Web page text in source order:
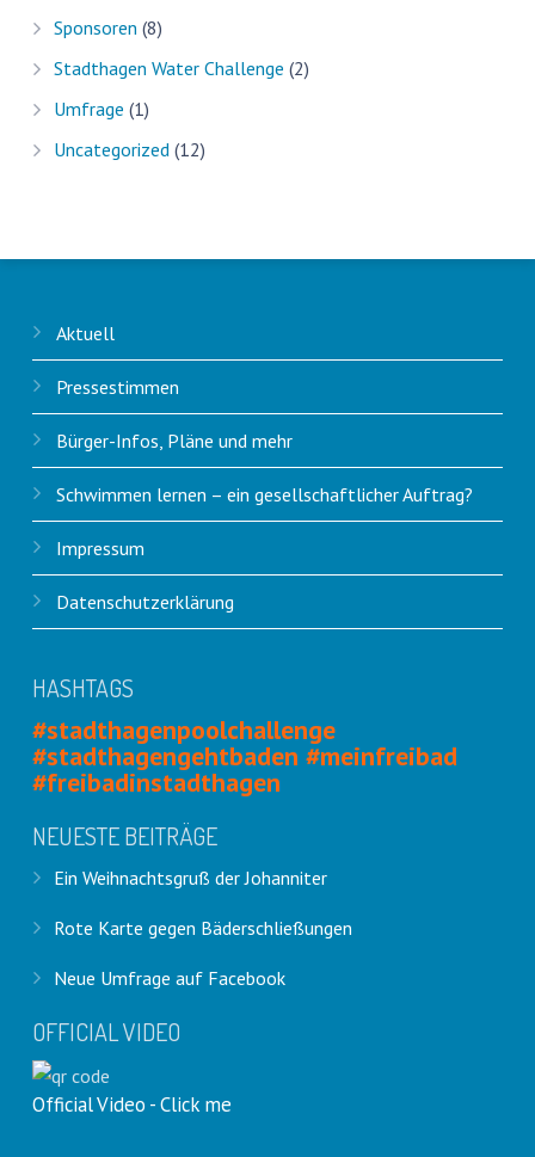
Sponsoren (8)
Stadthagen Water Challenge (2)
Umfrage (1)
Uncategorized (12)
Aktuell
Pressestimmen
Bürger-Infos, Pläne und mehr
Schwimmen lernen – ein gesellschaftlicher Auftrag?
Impressum
Datenschutzerklärung
HASHTAGS
#stadthagenpoolchallenge
#stadthagengehtbaden #meinfreibad
#freibadinstadthagen
NEUESTE BEITRÄGE
Ein Weihnachtsgruß der Johanniter
Rote Karte gegen Bäderschließungen
Neue Umfrage auf Facebook
OFFICIAL VIDEO
Official Video - Click me